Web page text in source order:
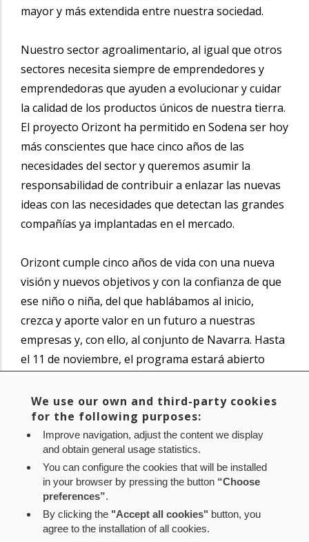
mayor y más extendida entre nuestra sociedad.
Nuestro sector agroalimentario, al igual que otros
sectores necesita siempre de emprendedores y
emprendedoras que ayuden a evolucionar y cuidar
la calidad de los productos únicos de nuestra tierra.
El proyecto Orizont ha permitido en Sodena ser hoy
más conscientes que hace cinco años de las
necesidades del sector y queremos asumir la
responsabilidad de contribuir a enlazar las nuevas
ideas con las necesidades que detectan las grandes
compañías ya implantadas en el mercado.
Orizont cumple cinco años de vida con una nueva
visión y nuevos objetivos y con la confianza de que
ese niño o niña, del que hablábamos al inicio,
crezca y aporte valor en un futuro a nuestras
empresas y, con ello, al conjunto de Navarra. Hasta
el 11 de noviembre, el programa estará abierto
desafío.
Artículo publicado el domingo 27 de octubre en
Diario de Navarra.
Tags
departamento de desarrollo económico y empresarial
empresas públicas
sodena
We use our own and third-party cookies
for the following purposes:
Improve navigation, adjust the content we display
and obtain general usage statistics.
You can configure the cookies that will be installed
in your browser by pressing the button “Choose
preferences”.
By clicking the "Accept all cookies" button, you
agree to the installation of all cookies.